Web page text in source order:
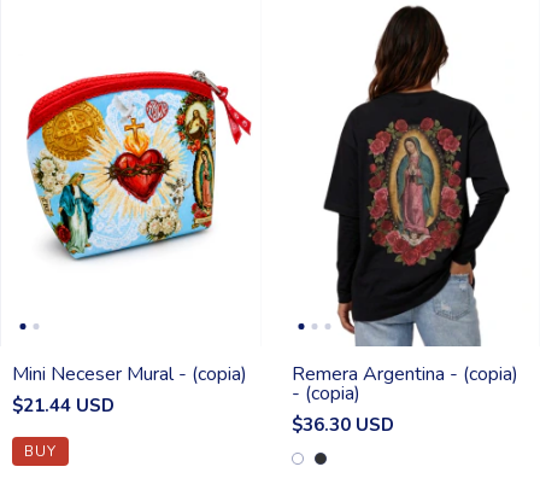
Mini Neceser Mural - (copia)
$21.44 USD
Remera Argentina - (copia)
- (copia)
$36.30 USD